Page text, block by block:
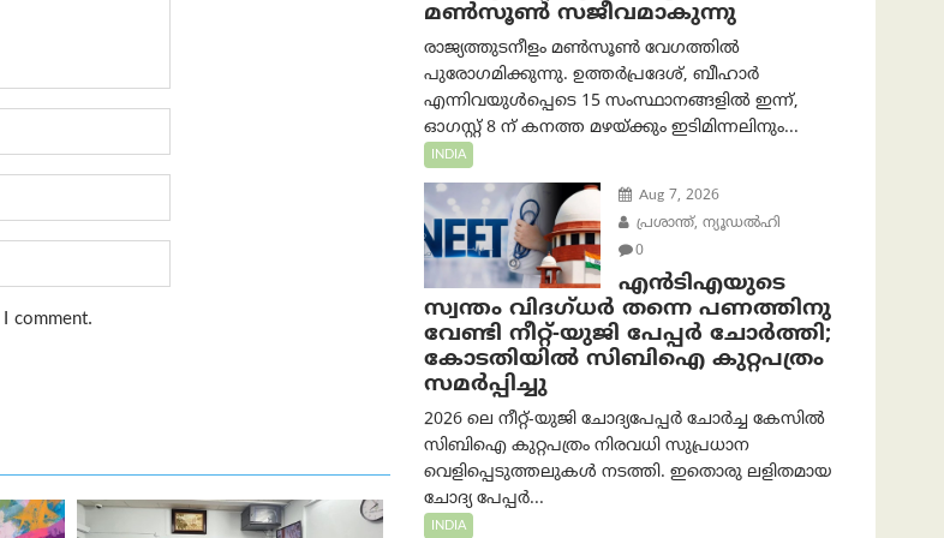
comment.
മൺസൂൺ സജീവമാകുന്നു
രാജ്യത്തുടനീളം മൺസൂൺ വേഗത്തിൽ
പുരോഗമിക്കുന്നു. ഉത്തർപ്രദേശ്, ബീഹാർ
എന്നിവയുൾപ്പെടെ 15 സംസ്ഥാനങ്ങളിൽ ഇന്ന്,
ഓഗസ്റ്റ് 8 ന് കനത്ത മഴയ്ക്കും ഇടിമിന്നലിനും...
INDIA
Aug 7, 2026
പ്രശാന്ത്, ന്യൂഡല്‍ഹി
0
എൻ‌ടി‌എയുടെ
സ്വന്തം വിദഗ്ധർ തന്നെ പണത്തിനു
വേണ്ടി നീറ്റ്-യു‌ജി പേപ്പർ ചോർത്തി;
കോടതിയില്‍ സിബിഐ കുറ്റപത്രം
സമര്‍പ്പിച്ചു
2026 ലെ നീറ്റ്-യുജി ചോദ്യപേപ്പർ ചോർച്ച കേസിൽ
സിബിഐ കുറ്റപത്രം നിരവധി സുപ്രധാന
വെളിപ്പെടുത്തലുകൾ നടത്തി. ഇതൊരു ലളിതമായ
ചോദ്യ പേപ്പർ...
INDIA